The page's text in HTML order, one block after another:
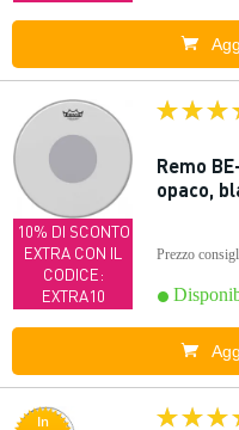
10% DI SCONTO
EXTRA CON IL
CODICE:
EXTRA10
Remo
opaco,
Prezzo
In